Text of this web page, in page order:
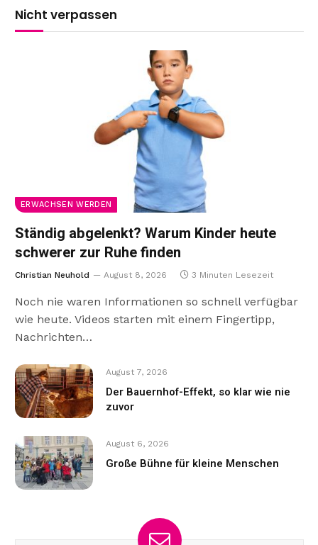
Nicht verpassen
ERWACHSEN WERDEN
Ständig abgelenkt? Warum Kinder heute
schwerer zur Ruhe finden
Christian Neuhold August 8, 2026 3 Minuten Lesezeit
Noch nie waren Informationen so schnell verfügbar
wie heute. Videos starten mit einem Fingertipp,
Nachrichten…
August 7, 2026
Der Bauernhof-Effekt, so klar wie nie
zuvor
August 6, 2026
Große Bühne für kleine Menschen